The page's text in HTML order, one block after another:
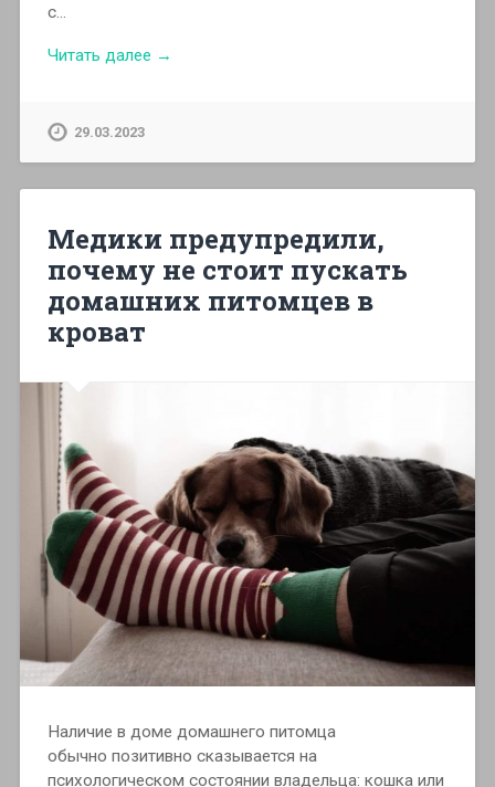
с…
Читать далее →
29.03.2023
Медики предупредили,
почему не стоит пускать
домашних питомцев в
кроват
Наличие в доме домашнего питомца
обычно позитивно сказывается на
психологическом состоянии владельца: кошка или